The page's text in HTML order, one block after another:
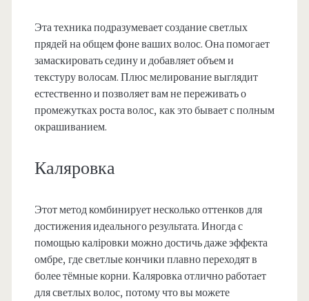
Эта техника подразумевает создание светлых
прядей на общем фоне ваших волос. Она помогает
замаскировать седину и добавляет объем и
текстуру волосам. Плюс мелирование выглядит
естественно и позволяет вам не переживать о
промежутках роста волос, как это бывает с полным
окрашиванием.
Каляровка
Этот метод комбинирует несколько оттенков для
достижения идеального результата. Иногда с
помощью каліровки можно достичь даже эффекта
омбре, где светлые кончики плавно переходят в
более тёмные корни. Каляровка отлично работает
для светлых волос, потому что вы можете